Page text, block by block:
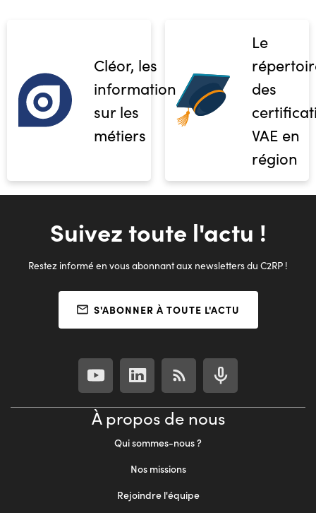
Cléor, les
informations
sur les
métiers
Le
des
VAE en
région
Suivez toute l'actu !
Restez informé en vous abonnant aux newsletters du C2RP !
S'ABONNER À TOUTE L'ACTU
À propos de nous
Qui sommes-nous ?
Nos missions
Rejoindre l'équipe